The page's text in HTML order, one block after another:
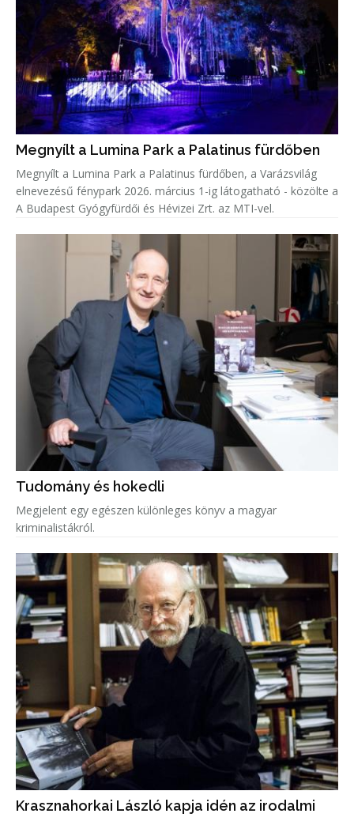
Megnyílt a Lumina Park a Palatinus fürdőben
Megnyílt a Lumina Park a Palatinus fürdőben, a Varázsvilág
elnevezésű fénypark 2026. március 1-ig látogatható - közölte a
A Budapest Gyógyfürdői és Hévizei Zrt. az MTI-vel.
Tudomány és hokedli
Megjelent egy egészen különleges könyv a magyar
kriminalistákról.
Krasznahorkai László kapja idén az irodalmi